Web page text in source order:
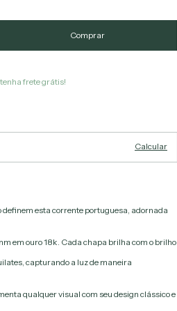
tenha frete grátis!
Calcular
definem esta corrente portuguesa, adornada
em ouro 18k. Cada chapa brilha com o brilho
capturando a luz de maneira
qualquer visual com seu design clássico e